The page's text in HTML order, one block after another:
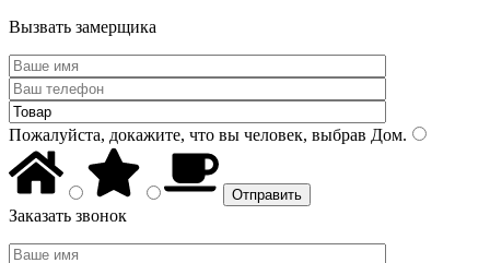
Вызвать замерщика
Пожалуйста, докажите, что вы человек, выбрав Дом.
Заказать звонок